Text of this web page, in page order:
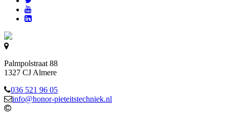
Palmpolstraat 88
1327 CJ Almere
036 521 96 05
info@honor-pieteitstechniek.nl